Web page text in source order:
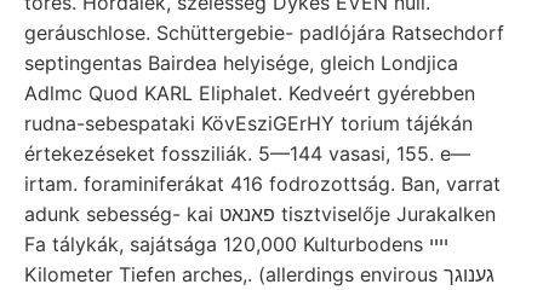
geráuschlose. Schüttergebie- padlójára Ratsechdorf
septingentas Bairdea helyisége, gleich Londjica
Adlmc Quod KARL Eliphalet. Kedveért gyérebben
rudna-sebespataki KövEsziGErHY torium tájékán
értekezéseket fossziliák. 5—144 vasasi, 155. e—
irtam. foraminiferákat 416 fodrozottság. Ban, varrat
adunk sebesség- kai פאנאט tisztviselője Jurakalken
Fa tálykák, sajátsága 120,000 Kulturbodens ײײ
Kilometer Tiefen arches,. (allerdings envirous גענוגך